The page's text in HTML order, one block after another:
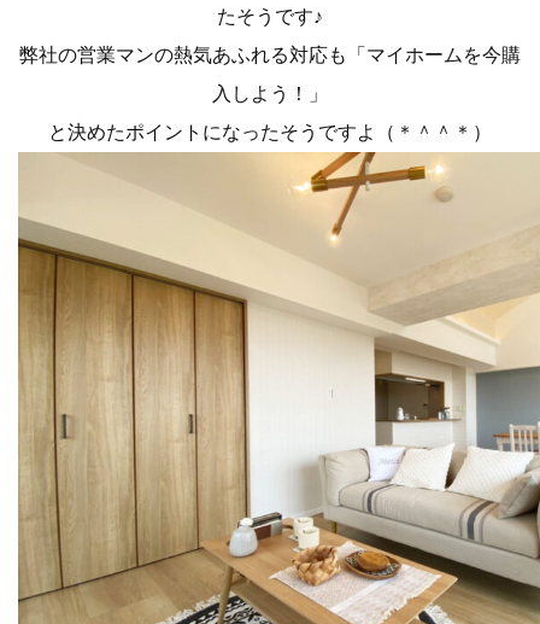
たそうです♪
弊社の営業マンの熱気あふれる対応も「マイホームを今購
入しよう！」
と決めたポイントになったそうですよ（＊＾＾＊）